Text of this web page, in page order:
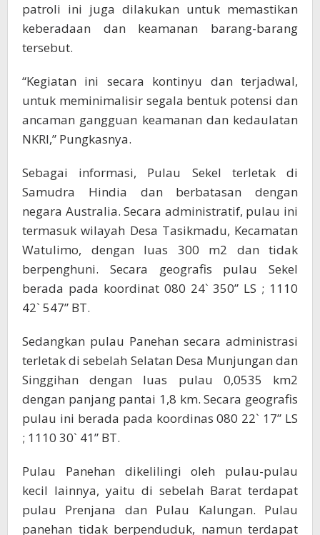
patroli ini juga dilakukan untuk memastikan
keberadaan dan keamanan barang-barang
tersebut.
“Kegiatan ini secara kontinyu dan terjadwal,
untuk meminimalisir segala bentuk potensi dan
ancaman gangguan keamanan dan kedaulatan
NKRI,” Pungkasnya.
Sebagai informasi, Pulau Sekel terletak di
Samudra Hindia dan berbatasan dengan
negara Australia. Secara administratif, pulau ini
termasuk wilayah Desa Tasikmadu, Kecamatan
Watulimo, dengan luas 300 m2 dan tidak
berpenghuni. Secara geografis pulau Sekel
berada pada koordinat 080 24` 350” LS ; 1110
42` 547” BT.
Sedangkan pulau Panehan secara administrasi
terletak di sebelah Selatan Desa Munjungan dan
Singgihan dengan luas pulau 0,0535 km2
dengan panjang pantai 1,8 km. Secara geografis
pulau ini berada pada koordinas 080 22` 17” LS
; 1110 30` 41” BT.
Pulau Panehan dikelilingi oleh pulau-pulau
kecil lainnya, yaitu di sebelah Barat terdapat
pulau Prenjana dan Pulau Kalungan. Pulau
panehan tidak berpenduduk, namun terdapat